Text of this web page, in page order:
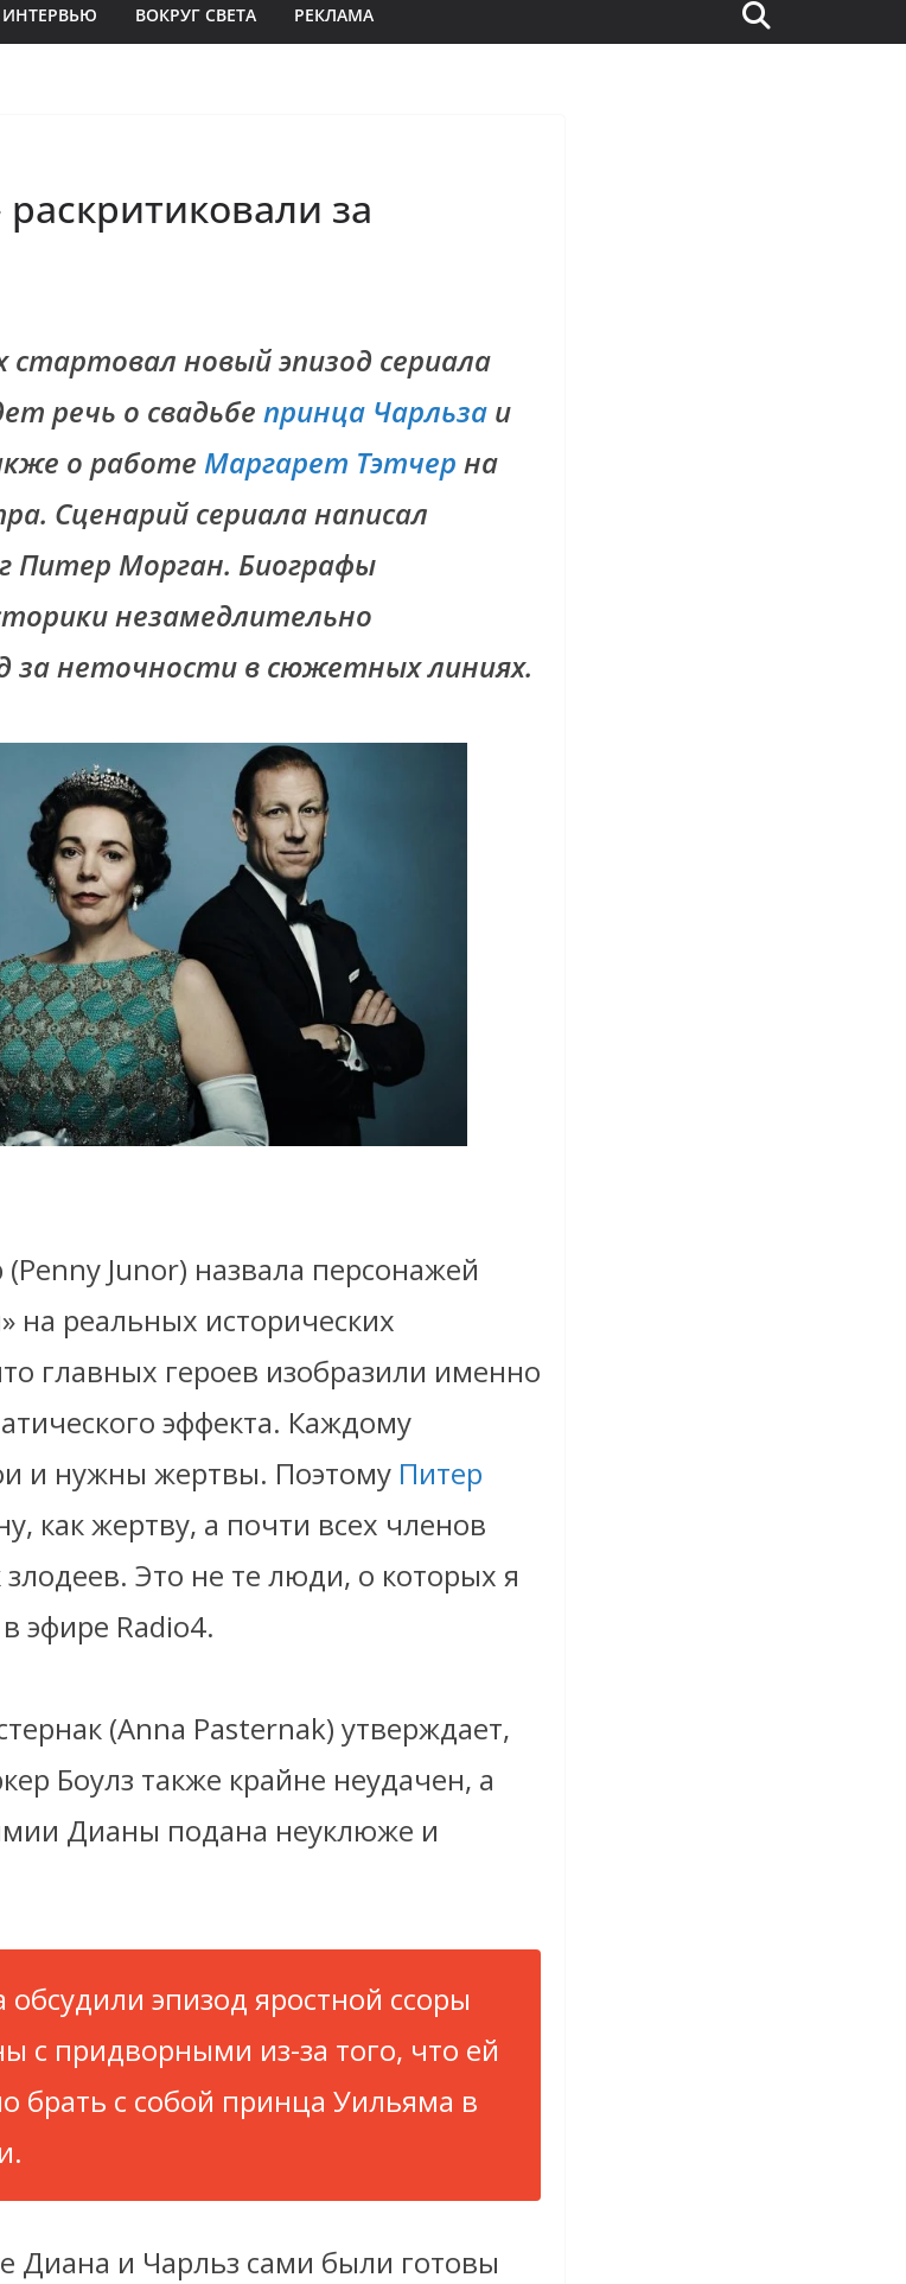
ИНТЕРВЬЮ ВОКРУГ СВЕТА РЕКЛАМА
за
стартовал новый эпизод сериала
речь о свадьбе принца Чарльза и
о работе Маргарет Тэтчер на
Сценарий сериала написал
Питер Морган. Биографы
незамедлительно
за неточности в сюжетных линиях.
Junor) назвала персонажей
на реальных исторических
главных героев изобразили именно
эффекта. Каждому
и нужны жертвы. Поэтому Питер
как жертву, а почти всех членов
Это не те люди, о которых я
эфире Radio4.
(Anna Pasternak) утверждает,
Боулз также крайне неудачен, а
Дианы подана неуклюже и
обсудили эпизод яростной ссоры
с придворными из-за того, что ей
брать с собой принца Уильяма в
Диана и Чарльз сами были готовы